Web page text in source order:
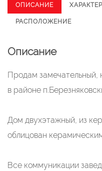
ОПИСАНИЕ
РАСПОЛОЖЕНИЕ
Описание
Продам замечательный,
в районе
Дом двухэтажный, из
облицован
Все коммуникации